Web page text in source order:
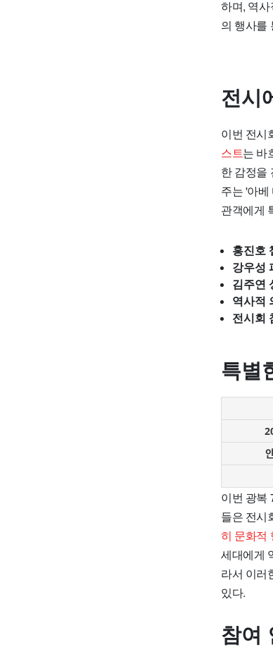
하며, 역
의 행사를
전시
이번 전시
스트는 바
한 감정을
주는 '아
관객에게
홍진호
강우성
김주연
역사적
전시회
특별
이번 광복
들은 전시
히 문화적
세대에게
라서 이러
있다.
참여